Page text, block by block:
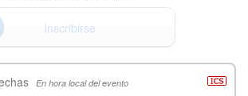
Inscribirse
En hora local del evento